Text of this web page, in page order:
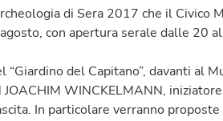
di Sera 2017 che il Civico
con apertura serale dalle 20
del Capitano”, davanti al
WINCKELMANN,
In particolare verranno